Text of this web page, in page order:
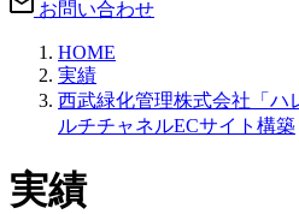
お問い合わせ
HOME
実績
西武緑化管理株式会社「ハ
ルチチャネルECサイト構築
実績